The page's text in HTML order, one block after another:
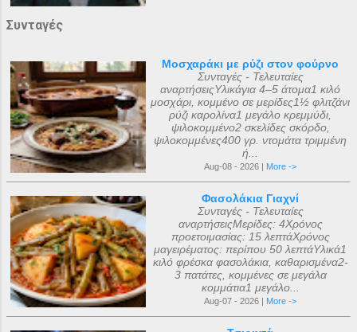
Συνταγές
Μοσχαράκι με ρύζι στον φούρνο
Συνταγές - Τελευταίες
αναρτήσειςΥλικάγια 4–5 άτομα1 κιλό
μοσχάρι, κομμένο σε μερίδες1½ φλιτζάνι
ρύζι καρολίνα1 μεγάλο κρεμμύδι,
ψιλοκομμένο2 σκελίδες σκόρδο,
ψιλοκομμένες400 γρ. ντομάτα τριμμένη
ή...
Aug-08 - 2026 | More ->
Φασολάκια Γιαχνί
Συνταγές - Τελευταίες
αναρτήσειςΜερίδες: 4Χρόνος
προετοιμασίας: 15 λεπτάΧρόνος
μαγειρέματος: περίπου 50 λεπτάΥλικά1
κιλό φρέσκα φασολάκια, καθαρισμένα2-
3 πατάτες, κομμένες σε μεγάλα
κομμάτια1 μεγάλο...
Aug-07 - 2026 | More ->